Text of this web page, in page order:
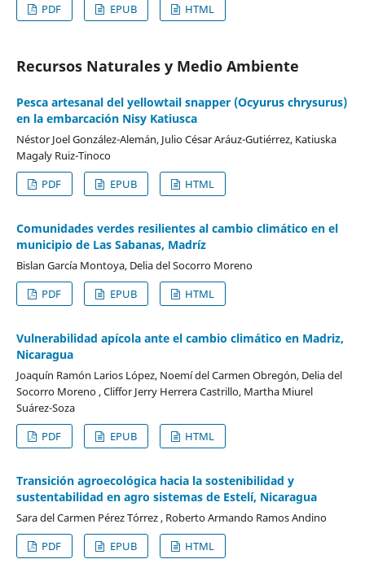
PDF
EPUB HTML
Recursos Naturales y Medio Ambiente
Pesca artesanal del yellowtail snapper (Ocyurus chrysurus)
en la embarcación Nisy Katiusca
Néstor Joel González-Alemán, Julio César Aráuz-Gutiérrez, Katiuska
Magaly Ruiz-Tinoco
PDF
EPUB HTML
Comunidades verdes resilientes al cambio climático en el
municipio de Las Sabanas, Madríz
Bislan García Montoya, Delia del Socorro Moreno
PDF
EPUB HTML
Vulnerabilidad apícola ante el cambio climático en Madriz,
Nicaragua
Joaquín Ramón Larios López, Noemí del Carmen Obregón, Delia del
Socorro Moreno , Cliffor Jerry Herrera Castrillo, Martha Miurel
Suárez-Soza
PDF
EPUB HTML
Transición agroecológica hacia la sostenibilidad y
sustentabilidad en agro sistemas de Estelí, Nicaragua
Sara del Carmen Pérez Tórrez , Roberto Armando Ramos Andino
PDF
EPUB HTML